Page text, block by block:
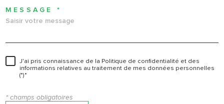
MESSAGE *
J'ai pris connaissance de la Politique de confidentialité et des
informations relatives au traitement de mes données personnelles
(*)*
* champs obligatoires